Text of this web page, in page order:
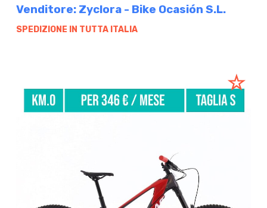
Venditore: Zyclora - Bike Ocasión S.L.
SPEDIZIONE IN TUTTA ITALIA